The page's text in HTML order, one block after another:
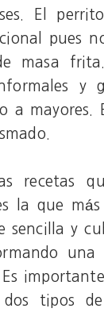
El
pues
masa
y
a mayores.
recetas
la que
sencilla y
dos tipos